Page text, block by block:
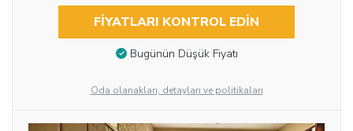
FIYATLARI KONTROL EDIN
Bugünün Düşük Fiyatı
Oda olanakları, detayları ve politikaları